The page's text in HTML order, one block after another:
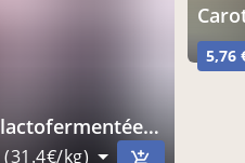
non pasteurisées
(31.4€/kg)
5,76